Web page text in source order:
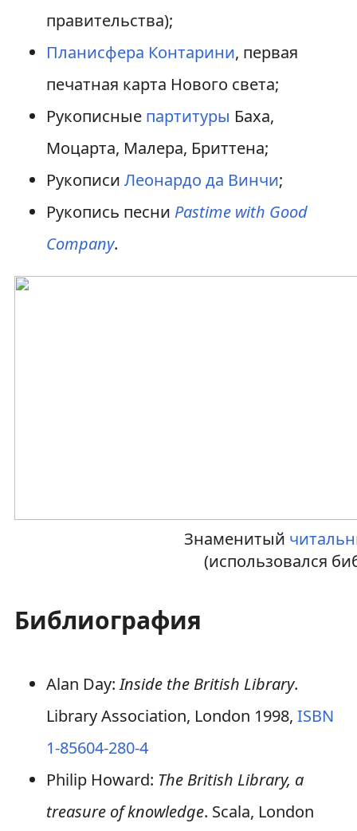
правительства);
Планисфера Контарини, первая
печатная карта Нового света;
Рукописные партитуры Баха,
Моцарта, Малера, Бриттена;
Рукописи Леонардо да Винчи;
Рукопись песни Pastime with Good
Company.
Знаменитый
(использовался
Библиография
Alan Day:Inside the British Library.
Library Association, London 1998, ISBN
1-85604-280-4
Philip Howard: The British Library, a
treasure of knowledge. Scala, London